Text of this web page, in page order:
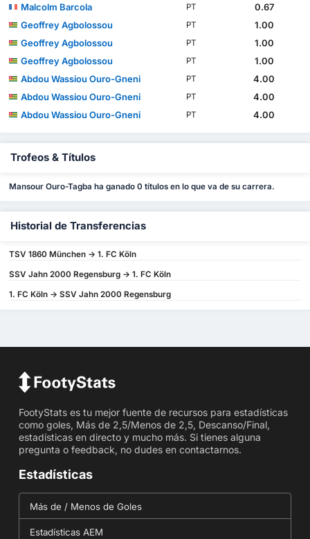
Malcolm Barcola
PT
0.67
Geoffrey Agbolossou
PT
1.00
Geoffrey Agbolossou
PT
1.00
Geoffrey Agbolossou
PT
1.00
Abdou Wassiou Ouro-Gneni
PT
4.00
Abdou Wassiou Ouro-Gneni
PT
4.00
Abdou Wassiou Ouro-Gneni
PT 4.00
Trofeos & Títulos
Mansour Ouro-Tagba ha ganado 0 títulos en lo que va de su carrera.
Historial de Transferencias
TSV 1860 München -> 1. FC Köln
SSV Jahn 2000 Regensburg -> 1. FC Köln
1. FC Köln -> SSV Jahn 2000 Regensburg
FootyStats es tu mejor fuente de recursos para estadísticas
como goles, Más de 2,5/Menos de 2,5, Descanso/Final,
estadísticas en directo y mucho más. Si tienes alguna
pregunta o feedback, no dudes en contactarnos.
Estadísticas
Más de / Menos de Goles
Estadísticas AEM